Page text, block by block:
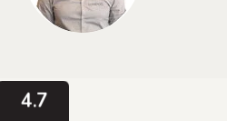
4.7